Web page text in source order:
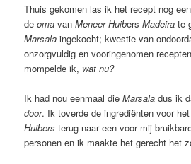
Thuis gekomen las ik het recept nog
deomavanMeneer HuibersMadeirate
Marsalaingekocht; kwestie van
onzorgvuldig en vooringenomen
mompelde ik, wat nu?
Ik had nou eenmaal die Marsaladus ik
door. Ik toverde de ingrediënten voor
Huibers terug naar een voor mij
personen en ik maakte het gerecht het